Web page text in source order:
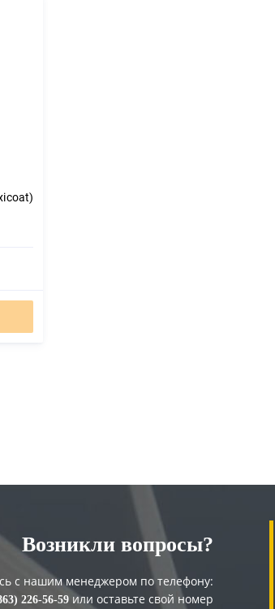
Возникли вопросы?
с нашим менеджером по телефону:
226-56-59 или оставьте свой номер